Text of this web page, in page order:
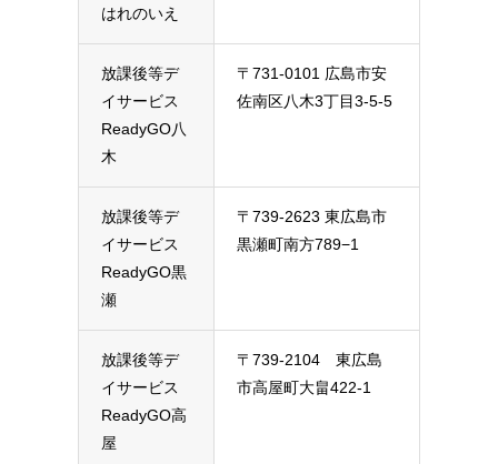
はれのいえ
放課後等デ
イサービス
ReadyGO八
木
〒731-0101 広島市安
佐南区八木3丁目3-5-5
放課後等デ
イサービス
ReadyGO黒
瀬
〒739-2623 東広島市
黒瀬町南方789−1
放課後等デ
イサービス
ReadyGO高
屋
〒739-2104 東広島
市高屋町大畠422-1